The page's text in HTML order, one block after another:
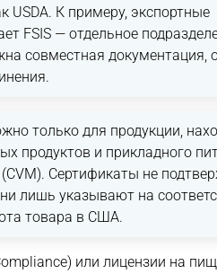
USDA. К примеру, экспортные
FSIS — отдельное
совместная документация,
только для продукции,
продуктов и прикладного
Сертификаты не
лишь указывают на
товара в США.
или лицензии на